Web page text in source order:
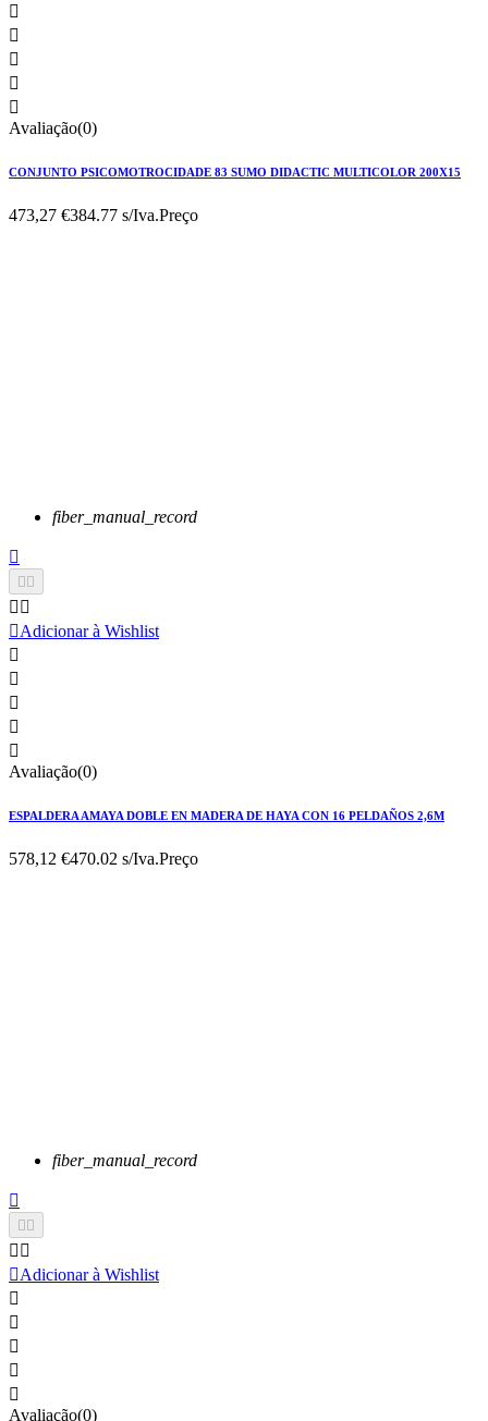





Avaliação(0)
CONJUNTO PSICOMOTROCIDADE 83 SUMO DIDACTIC MULTICOLOR 200X15
473,27 €384.77 s/Iva.Preço
fiber_manual_record

 
 
Adicionar à Wishlist





Avaliação(0)
ESPALDERA AMAYA DOBLE EN MADERA DE HAYA CON 16 PELDAÑOS 2,6M
578,12 €470.02 s/Iva.Preço
fiber_manual_record

 
 
Adicionar à Wishlist





Avaliação(0)